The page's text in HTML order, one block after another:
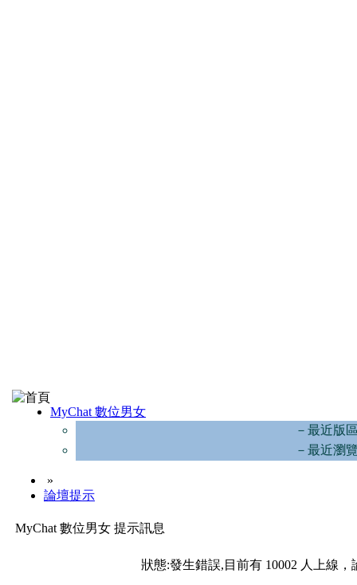
MyChat 數位男女
－最近版
－最近瀏
»
論壇提示
MyChat 數位男女 提示訊息
狀態:發生錯誤,目前有 10002 人上線